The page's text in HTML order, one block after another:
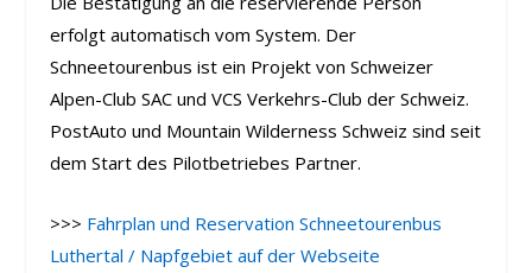
erfolgt automatisch vom System. Der
Schneetourenbus ist ein Projekt von Schweizer
Alpen-Club SAC und VCS Verkehrs-Club der Schweiz.
PostAuto und Mountain Wilderness Schweiz sind seit
dem Start des Pilotbetriebes Partner.
>>> Fahrplan und Reservation Schneetourenbus
Luthertal / Napfgebiet auf der Webseite